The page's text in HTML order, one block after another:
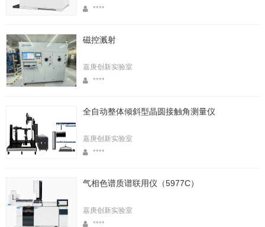
****
磁控溅射
嘉庚创新实验室
****
全自动整体倾斜型晶圆接触角测量仪
嘉庚创新实验室
****
气相色谱质谱联用仪（5977C）
嘉庚创新实验室
****